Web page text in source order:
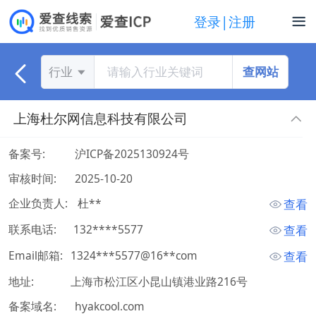
登录|注册
行业 查网站
上海杜尔网信息科技有限公司
备案号:
沪ICP备2025130924号
审核时间:
2025-10-20
企业负责人:
杜** 查看
联系电话: 132****5577 查看
Email邮箱: 1324***5577@16**com 查看
地址:
上海市松江区小昆山镇港业路216号
备案域名:
hyakcool.com